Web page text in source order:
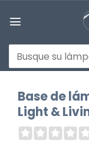
Buscar
por:
Base de
Light &